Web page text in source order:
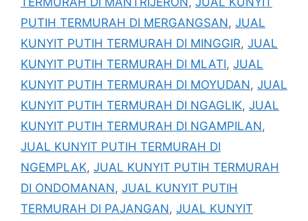
PUTIH TERMURAH DI MERGANGSAN, JUAL
KUNYIT PUTIH TERMURAH DI MINGGIR, JUAL
KUNYIT PUTIH TERMURAH DI MLATI, JUAL
KUNYIT PUTIH TERMURAH DI MOYUDAN, JUAL
KUNYIT PUTIH TERMURAH DI NGAGLIK, JUAL
KUNYIT PUTIH TERMURAH DI NGAMPILAN,
JUAL KUNYIT PUTIH TERMURAH DI
NGEMPLAK, JUAL KUNYIT PUTIH TERMURAH
DI ONDOMANAN, JUAL KUNYIT PUTIH
TERMURAH DI PAJANGAN, JUAL KUNYIT